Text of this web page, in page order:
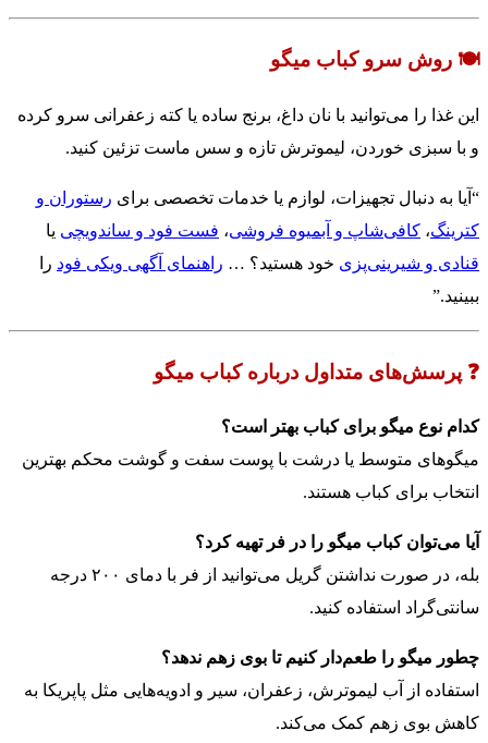
🍽️ روش سرو کباب میگو
این غذا را می‌توانید با نان داغ، برنج ساده یا کته زعفرانی سرو کرده
و با سبزی خوردن، لیموترش تازه و سس ماست تزئین کنید.
“آیا به دنبال تجهیزات، لوازم یا خدمات تخصصی برای رستوران و
کترینگ، کافی‌شاپ و آبمیوه فروشی، فست فود و ساندویچی یا
قنادی و شیرینی‌پزی خود هستید؟ … راهنمای آگهی ویکی فود را
ببینید.”
❓ پرسش‌های متداول درباره کباب میگو
کدام نوع میگو برای کباب بهتر است؟
میگوهای متوسط یا درشت با پوست سفت و گوشت محکم بهترین
انتخاب برای کباب هستند.
آیا می‌توان کباب میگو را در فر تهیه کرد؟
بله، در صورت نداشتن گریل می‌توانید از فر با دمای ۲۰۰ درجه
سانتی‌گراد استفاده کنید.
چطور میگو را طعم‌دار کنیم تا بوی زهم ندهد؟
استفاده از آب لیموترش، زعفران، سیر و ادویه‌هایی مثل پاپریکا به
کاهش بوی زهم کمک می‌کند.